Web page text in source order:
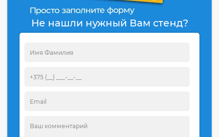
Не нашли нужный Вам стенд?